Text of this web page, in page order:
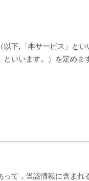
下,「本サービス」とい
いいます。）を定めま
て，当該情報に含まれ